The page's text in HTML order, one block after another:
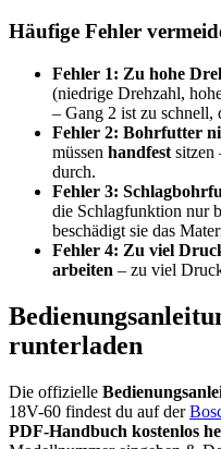
Häufige Fehler
Fehler 1: Zu hohe
(niedrige Drehzahl,
– Gang 2 ist zu schnell,
Fehler 2: Bohrfutter
müssen handfest sitzen
durch.
Fehler 3:
die Schlagfunktion nur
beschädigt sie das
Fehler 4: Zu viel
arbeiten – zu viel
runterladen
Die offizielle
18V-60 findest du auf der
PDF-Handbuch kostenlos